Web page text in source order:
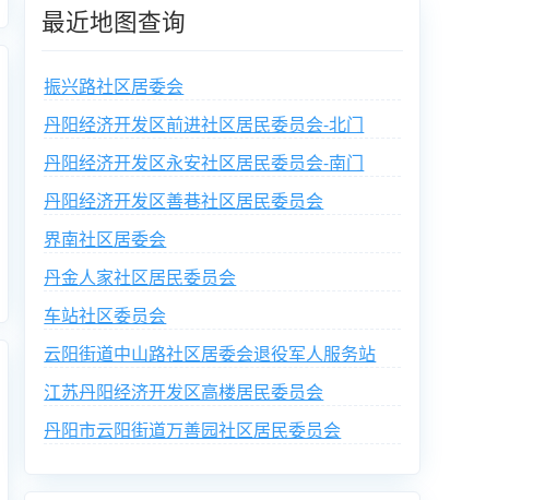
最近地图查询
振兴路社区居委会
丹阳经济开发区前进社区居民委员会-北门
丹阳经济开发区永安社区居民委员会-南门
丹阳经济开发区善巷社区居民委员会
界南社区居委会
丹金人家社区居民委员会
车站社区委员会
云阳街道中山路社区居委会退役军人服务站
江苏丹阳经济开发区高楼居民委员会
丹阳市云阳街道万善园社区居民委员会